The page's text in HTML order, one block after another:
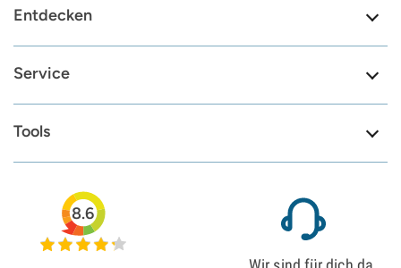
Entdecken
Service
Tools
8.6